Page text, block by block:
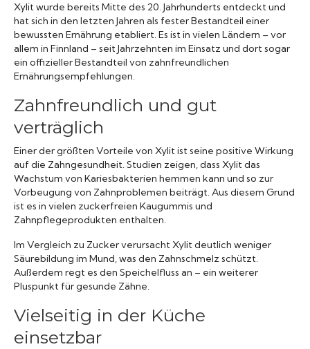
Xylit wurde bereits Mitte des 20. Jahrhunderts entdeckt und
hat sich in den letzten Jahren als fester Bestandteil einer
bewussten Ernährung etabliert. Es ist in vielen Ländern – vor
allem in Finnland – seit Jahrzehnten im Einsatz und dort sogar
ein offizieller Bestandteil von zahnfreundlichen
Ernährungsempfehlungen.
Zahnfreundlich und gut
verträglich
Einer der größten Vorteile von Xylit ist seine positive Wirkung
auf die Zahngesundheit. Studien zeigen, dass Xylit das
Wachstum von Kariesbakterien hemmen kann und so zur
Vorbeugung von Zahnproblemen beiträgt. Aus diesem Grund
ist es in vielen zuckerfreien Kaugummis und
Zahnpflegeprodukten enthalten.
Im Vergleich zu Zucker verursacht Xylit deutlich weniger
Säurebildung im Mund, was den Zahnschmelz schützt.
Außerdem regt es den Speichelfluss an – ein weiterer
Pluspunkt für gesunde Zähne.
Vielseitig in der Küche
einsetzbar